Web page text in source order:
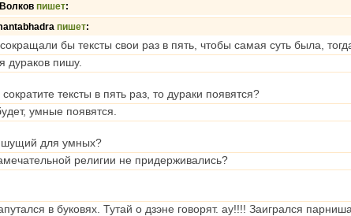
пишет:
пишет:
бы тексты свои раз в пять, чтобы самая суть была,
дураков пишу.
тексты в пять раз, то дураки появятся?
умные появятся.
для умных?
религии не придерживались?
в буковях. Тутай о дзэне говорят. ау!!!! Заигрался